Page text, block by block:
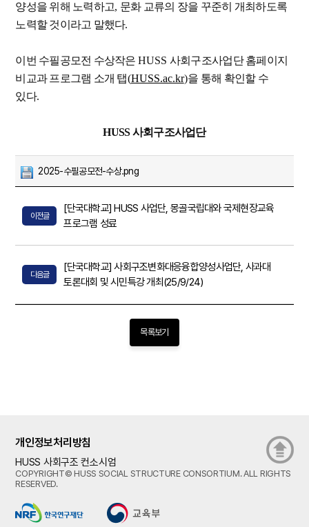
양성을 위해 노력하고, 문화 교류의 장을 꾸준히 개최하도록
노력할 것이라고 말했다.
이번 수필공모전 수상작은 HUSS 사회구조사업단 홈페이지
비교과 프로그램 소개 탭(HUSS.ac.kr)을 통해 확인할 수
있다.
HUSS 사회구조사업단
2025-수필공모전-수상.png
이전글
[단국대학교] HUSS 사업단, 몽골국립대와 국제현장교육
프로그램 성료
다음글
[단국대학교] 사회구조변화대응융합양성사업단, 사과대
토론대회 및 시민특강 개최(25/9/24)
목록보기
개인정보처리방침
HUSS 사회구조 컨소시엄
COPYRIGHT© HUSS SOCIAL STRUCTURE CONSORTIUM. ALL RIGHTS
RESERVED.